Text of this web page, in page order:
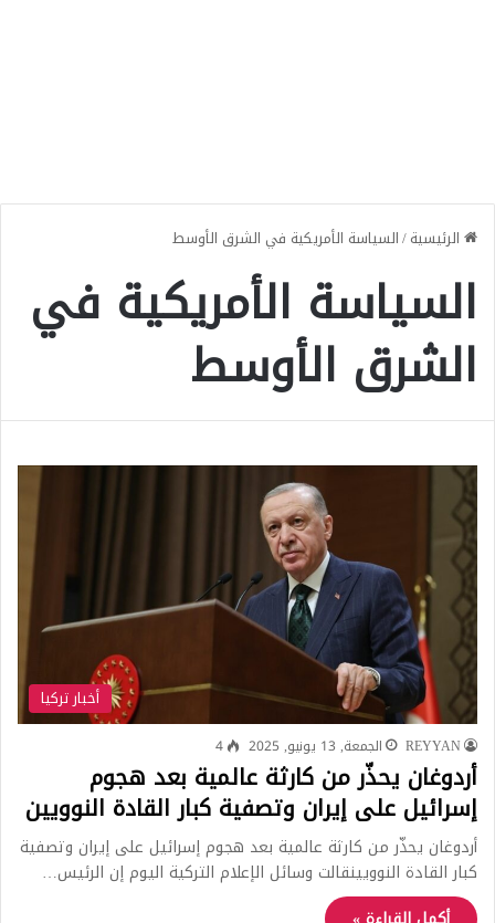
الرئيسية/السياسة الأمريكية في الشرق الأوسط
السياسة الأمريكية في
الشرق الأوسط
أخبار تركيا
REYYAN الجمعة, 13 يونيو, 2025 4
أردوغان يحذّر من كارثة عالمية بعد هجوم
إسرائيل على إيران وتصفية كبار القادة النوويين
أردوغان يحذّر من كارثة عالمية بعد هجوم إسرائيل على إيران وتصفية
كبار القادة النوويينقالت وسائل الإعلام التركية اليوم إن الرئيس…